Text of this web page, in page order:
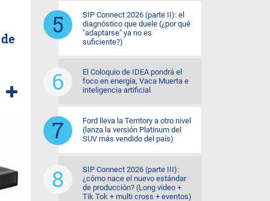
SIP Connect 2026 (parte II): el
diagnóstico que duele (¿por qué
"adaptarse" ya no es
suficiente?)
El Coloquio de IDEA pondrá el
foco en energía, Vaca Muerta e
inteligencia artificial
Ford lleva la Territory a otro nivel
(lanza la versión Platinum del
SUV más vendido del país)
SIP Connect 2026 (parte III):
¿cómo nace el nuevo estándar
de producción? (Long video +
Tik Tok + multi cross + eventos)